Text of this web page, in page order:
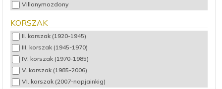
Villanymozdony
KORSZAK
II. korszak (1920-1945)
III. korszak (1945-1970)
IV. korszak (1970-1985)
V. korszak (1985-2006)
VI. korszak (2007-napjainkig)